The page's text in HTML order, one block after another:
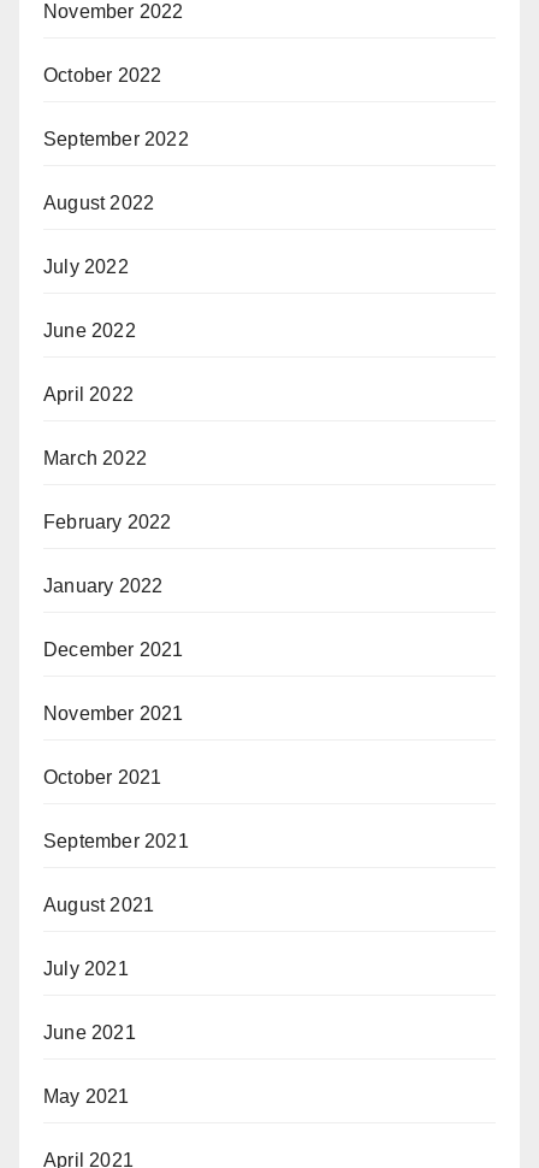
November 2022
October 2022
September 2022
August 2022
July 2022
June 2022
April 2022
March 2022
February 2022
January 2022
December 2021
November 2021
October 2021
September 2021
August 2021
July 2021
June 2021
May 2021
April 2021